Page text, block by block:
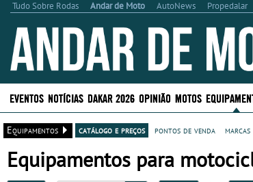
Tudo Sobre Rodas Andar de Moto AutoNews Propedalar
EVENTOS NOTÍCIAS DAKAR 2026 OPINIÃO MOTOS
Equipamentos catálogo e preços pontos de venda
Equipamentos para